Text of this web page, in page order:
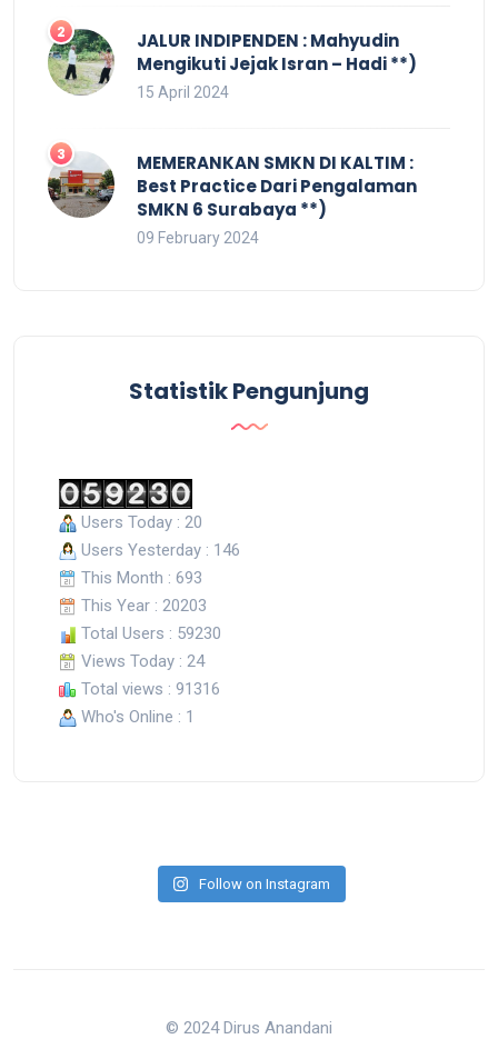
JALUR INDIPENDEN : Mahyudin
Mengikuti Jejak Isran – Hadi **)
15 April 2024
MEMERANKAN SMKN DI KALTIM :
Best Practice Dari Pengalaman
SMKN 6 Surabaya **)
09 February 2024
Statistik Pengunjung
Users Today : 20
Users Yesterday : 146
This Month : 693
This Year : 20203
Total Users : 59230
Views Today : 24
Total views : 91316
Who's Online : 1
Follow on Instagram
© 2024 Dirus Anandani